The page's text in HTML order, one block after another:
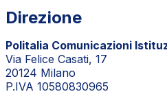
Direzione
Politalia Comunicazioni
Via Felice Casati, 17
20124 Milano
P.IVA 10580830965